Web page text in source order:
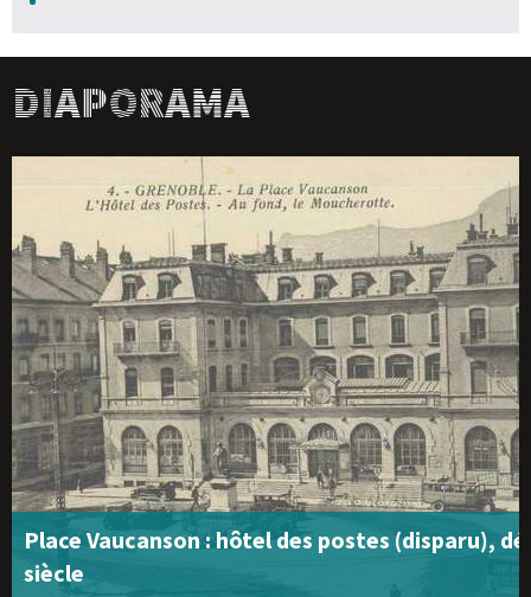
Diaporama
Place Vaucanson : hôtel des postes (disparu),
siècle